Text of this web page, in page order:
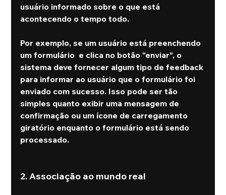
usuário informado sobre o que está
acontecendo o tempo todo.
Por exemplo, se um usuário está preenchendo
um formulário  e clica no botão “enviar”, o
sistema deve fornecer algum tipo de feedback
para informar ao usuário que o formulário foi
enviado com sucesso. Isso pode ser tão
simples quanto exibir uma mensagem de
confirmação ou um ícone de carregamento
giratório enquanto o formulário está sendo
processado.
2. Associação ao mundo real